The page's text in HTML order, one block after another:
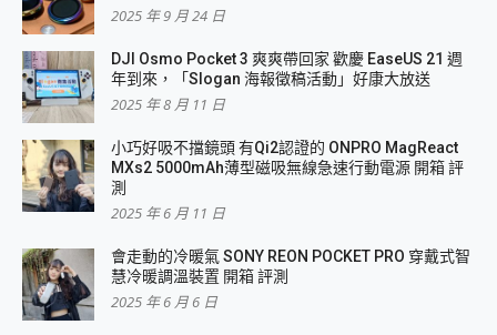
2025 年 9 月 24 日
DJI Osmo Pocket 3 爽爽帶回家 歡慶 EaseUS 21 週
年到來，「Slogan 海報徵稿活動」好康大放送
2025 年 8 月 11 日
小巧好吸不擋鏡頭 有Qi2認證的 ONPRO MagReact
MXs2 5000mAh薄型磁吸無線急速行動電源 開箱 評
測
2025 年 6 月 11 日
會走動的冷暖氣 SONY REON POCKET PRO 穿戴式智
慧冷暖調溫裝置 開箱 評測
2025 年 6 月 6 日